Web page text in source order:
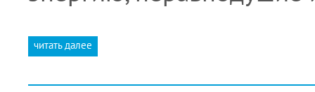
читать далее